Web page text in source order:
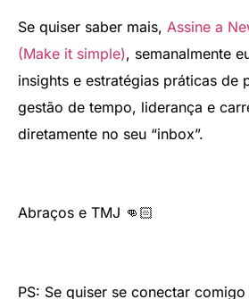
Se quiser saber mais, Assine a
(Make it simple), semanalmente
insights e estratégias práticas de
gestão de tempo, liderança e
diretamente no seu “inbox”.
Abraços e TMJ 👊🏻
PS: Se quiser se conectar